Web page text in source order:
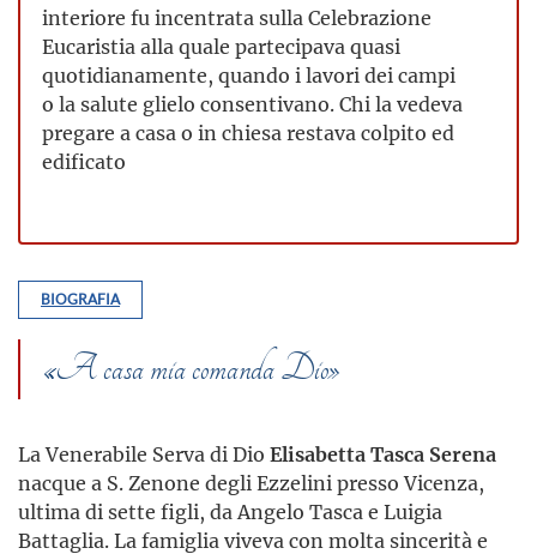
interiore fu incentrata sulla Celebrazione
Eucaristia alla quale partecipava quasi
quotidianamente, quando i lavori dei campi
o la salute glielo consentivano. Chi la vedeva
pregare a casa o in chiesa restava colpito ed
edificato
BIOGRAFIA
«A casa mia comanda Dio»
La Venerabile Serva di Dio Elisabetta Tasca Serena
nac­que a S. Zenone degli Ezzelini presso Vicenza,
ultima di sette figli, da Angelo Ta­sca e Luigia
Battaglia. La famiglia viveva con molta sincerità e